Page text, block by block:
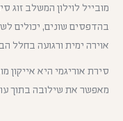
מובייל לוילון המשלב זוג
בהדפסים שונים, יכולים
אוירה ימית ורגועה בחלל
סירת אוריגמי היא אייקון
מאפשר את שילובה בתוך